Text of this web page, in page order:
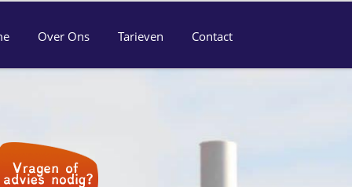
Over Ons Tarieven Contact